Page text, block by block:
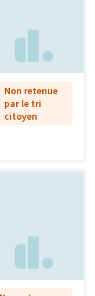
Non retenue
par le tri
citoyen